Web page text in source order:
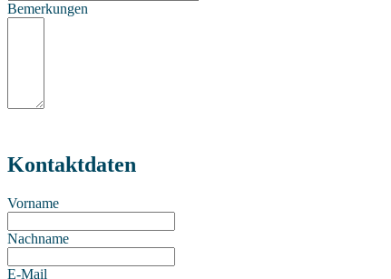
Bemerkungen
Kontaktdaten
Vorname
Nachname
E-Mail